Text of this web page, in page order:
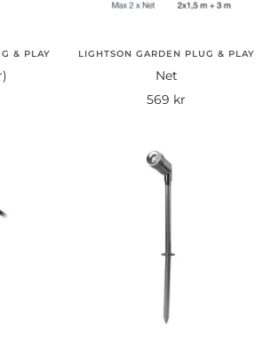
& PLAY LIGHTSON GARDEN PLUG & PLAY
Net
Rea-
569 kr